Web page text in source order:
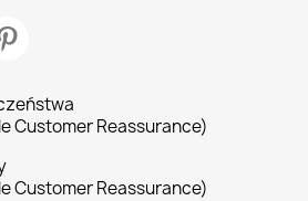
Customer Reassurance)
Customer Reassurance)